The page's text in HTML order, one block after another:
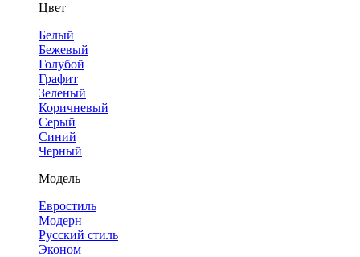
Цвет
Белый
Бежевый
Голубой
Графит
Зеленый
Коричневый
Серый
Синий
Черный
Модель
Евростиль
Модерн
Русский стиль
Эконом